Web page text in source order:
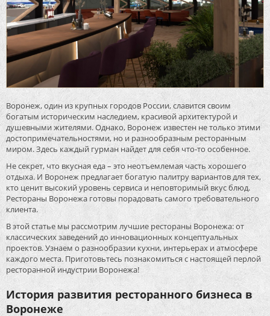
Воронеж, один из крупных городов России, славится своим
богатым историческим наследием, красивой архитектурой и
душевными жителями. Однако, Воронеж известен не только этими
достопримечательностями, но и разнообразным ресторанным
миром. Здесь каждый гурман найдет для себя что-то особенное.
Не секрет, что вкусная еда – это неотъемлемая часть хорошего
отдыха. И Воронеж предлагает богатую палитру вариантов для тех,
кто ценит высокий уровень сервиса и неповторимый вкус блюд.
Рестораны Воронежа готовы порадовать самого требовательного
клиента.
В этой статье мы рассмотрим лучшие рестораны Воронежа: от
классических заведений до инновационных концептуальных
проектов. Узнаем о разнообразии кухни, интерьерах и атмосфере
каждого места. Приготовьтесь познакомиться с настоящей перлой
ресторанной индустрии Воронежа!
История развития ресторанного бизнеса в
Воронеже